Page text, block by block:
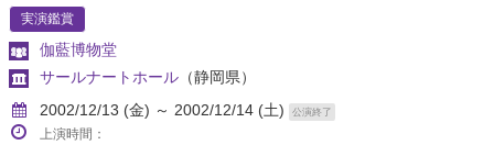
実演鑑賞
伽藍博物堂
サールナートホール （静岡県）
2002/12/13 (金) ～ 2002/12/14 (土)
公演終了
上演時間：